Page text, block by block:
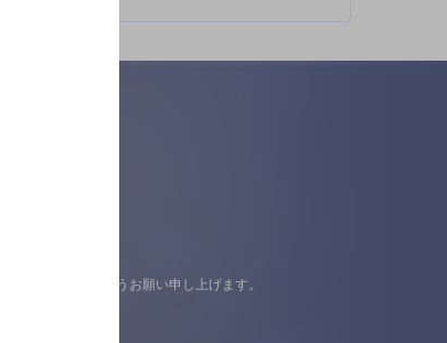
店くださいますようお願い申し上げます。